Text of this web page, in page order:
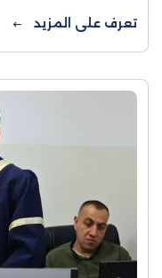
الاستقلال - قسم العلوم
تعرف على المزيد